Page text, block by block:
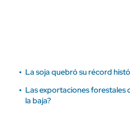
La soja quebró su récord
Las exportaciones forestales
la baja?